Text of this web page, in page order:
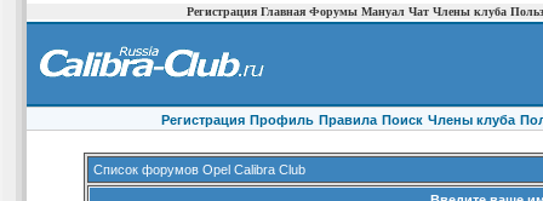
Регистрация Главная Форумы Мануал Чат Члены клуба
Регистрация Профиль Правила Поиск Члены клуба
Список форумов Opel Calibra Club